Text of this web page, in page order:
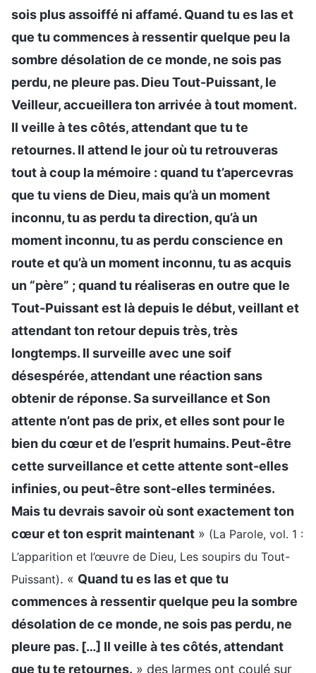
sois plus assoiffé ni affamé. Quand tu es las et
que tu commences à ressentir quelque peu la
sombre désolation de ce monde, ne sois pas
perdu, ne pleure pas. Dieu Tout-Puissant, le
Veilleur, accueillera ton arrivée à tout moment.
Il veille à tes côtés, attendant que tu te
retournes. Il attend le jour où tu retrouveras
tout à coup la mémoire : quand tu t’apercevras
que tu viens de Dieu, mais qu’à un moment
inconnu, tu as perdu ta direction, qu’à un
moment inconnu, tu as perdu conscience en
route et qu’à un moment inconnu, tu as acquis
un “père” ; quand tu réaliseras en outre que le
Tout-Puissant est là depuis le début, veillant et
attendant ton retour depuis très, très
longtemps. Il surveille avec une soif
désespérée, attendant une réaction sans
obtenir de réponse. Sa surveillance et Son
attente n’ont pas de prix, et elles sont pour le
bien du cœur et de l’esprit humains. Peut-être
cette surveillance et cette attente sont-elles
infinies, ou peut-être sont-elles terminées.
Mais tu devrais savoir où sont exactement ton
cœur et ton esprit maintenant » (La Parole, vol. 1 :
L’apparition et l’œuvre de Dieu, Les soupirs du Tout-
Puissant). « Quand tu es las et que tu
commences à ressentir quelque peu la sombre
désolation de ce monde, ne sois pas perdu, ne
pleure pas. […] Il veille à tes côtés, attendant
que tu te retournes. » des larmes ont coulé sur